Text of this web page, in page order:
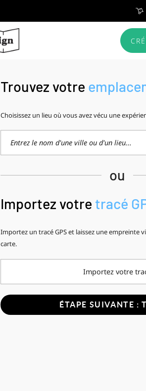
Trouvez votre
Choisissez un lieu où vous avez vécu une
ou
Importez votre tracé
Importez un tracé GPS et laissez une empreinte
carte.
Importez votre
ÉTAPE SUIVANTE :